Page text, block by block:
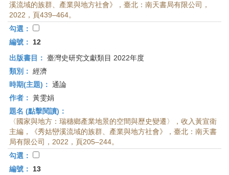
溪流域的族群、產業與地方社會》，臺北：南天書局有限公司，
2022，頁439–464。
勾選：
編號：
12
出版書目： 臺灣史研究文獻類目 2022年度
類別： 經濟
時期(主題)： 通論
作者： 黃雯娟
題名 (點擊閱讀)：
〈國家與地方：瑞穗鄉產業地景的空間與歷史變遷〉，收入黃宣衛
主編，《秀姑巒溪流域的族群、產業與地方社會》，臺北：南天書
局有限公司，2022，頁205–244。
勾選：
編號：
13